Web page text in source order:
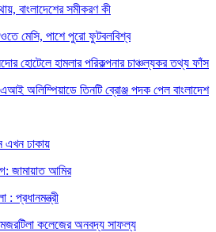
বাংলাদেশের সমীকরণ কী
মেসি, পাশে পুরো ফুটবলবিশ্ব
হোটেলে হামলার পরিকল্পনার চাঞ্চল্যকর তথ্য ফাঁস
অলিম্পিয়াডে তিনটি ব্রোঞ্জ পদক পেল বাংলাদেশ
এখন ঢাকায়
জামায়াত আমির
: প্রধানমন্ত্রী
কলেজের অনবদ্য সাফল্য